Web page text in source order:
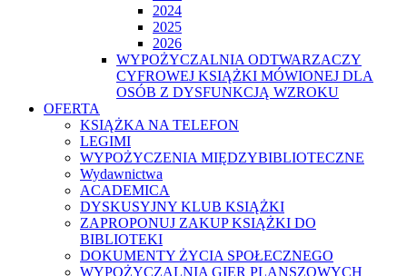
2024
2025
2026
WYPOŻYCZALNIA ODTWARZACZY
CYFROWEJ KSIĄŻKI MÓWIONEJ DLA
OSÓB Z DYSFUNKCJĄ WZROKU
OFERTA
KSIĄŻKA NA TELEFON
LEGIMI
WYPOŻYCZENIA MIĘDZYBIBLIOTECZNE
Wydawnictwa
ACADEMICA
DYSKUSYJNY KLUB KSIĄŻKI
ZAPROPONUJ ZAKUP KSIĄŻKI DO
BIBLIOTEKI
DOKUMENTY ŻYCIA SPOŁECZNEGO
WYPOŻYCZALNIA GIER PLANSZOWYCH